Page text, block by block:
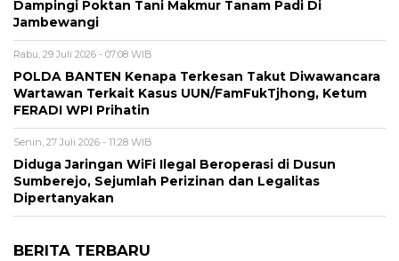
Dampingi Poktan Tani Makmur Tanam Padi Di
Jambewangi
Rabu, 29 Juli 2026 - 07:08 WIB
POLDA BANTEN Kenapa Terkesan Takut Diwawancara
Wartawan Terkait Kasus UUN/FamFukTjhong, Ketum
FERADI WPI Prihatin
Senin, 27 Juli 2026 - 11:28 WIB
Diduga Jaringan WiFi Ilegal Beroperasi di Dusun
Sumberejo, Sejumlah Perizinan dan Legalitas
Dipertanyakan
BERITA TERBARU